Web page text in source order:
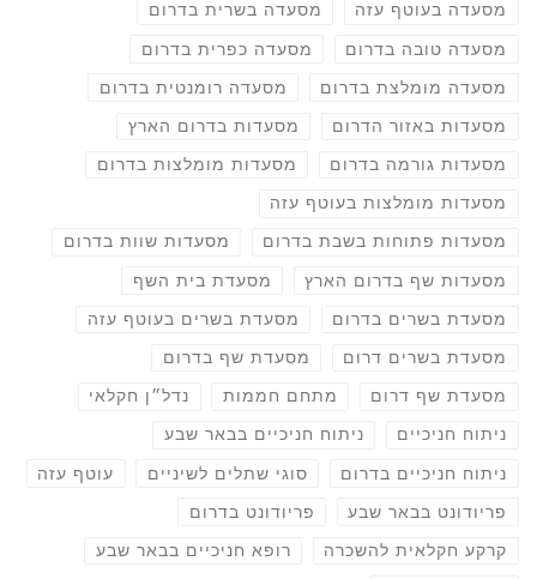
מסעדה בעוטף עזה מסעדה בשרית בדרום
מסעדה טובה בדרום מסעדה כפרית בדרום
מסעדה מומלצת בדרום מסעדה רומנטית בדרום
מסעדות באזור הדרום מסעדות בדרום הארץ
מסעדות גורמה בדרום מסעדות מומלצות בדרום
מסעדות מומלצות בעוטף עזה
מסעדות פתוחות בשבת בדרום מסעדות שוות בדרום
מסעדות שף בדרום הארץ מסעדת בית השף
מסעדת בשרים בדרום מסעדת בשרים בעוטף עזה
מסעדת בשרים דרום מסעדת שף בדרום
מסעדת שף דרום מתחם חממות נדל״ן חקלאי
ניתוח חניכיים ניתוח חניכיים בבאר שבע
ניתוח חניכיים בדרום סוגי שתלים לשיניים עוטף עזה
פריודונט בבאר שבע פריודונט בדרום
קרקע חקלאית להשכרה רופא חניכיים בבאר שבע